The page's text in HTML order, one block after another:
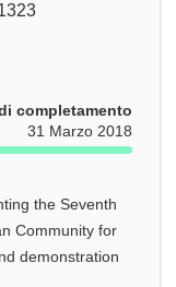
completamento
31 Marzo 2018
the Seventh
Community for
demonstration